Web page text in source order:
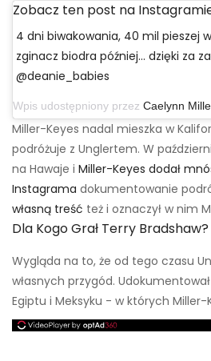
Zobacz ten post na
4 dni biwakowania, 40 mil pieszej
zginacz biodra później… dzięki za
@deanie_babies
Wpis udostępniony przez Caelynn
Miller-Keyes nadal mieszka w
podróżuje z Unglertem. W
na Hawaje i Miller-Keyes dodał
Instagrama dokumentowanie
własną treść też i oznaczył w nim
Dla Kogo Grał Terry Bradshaw?
Wygląda na to, że od tego czasu
własnych przygód.
Egiptu i Meksyku - w których Miller-